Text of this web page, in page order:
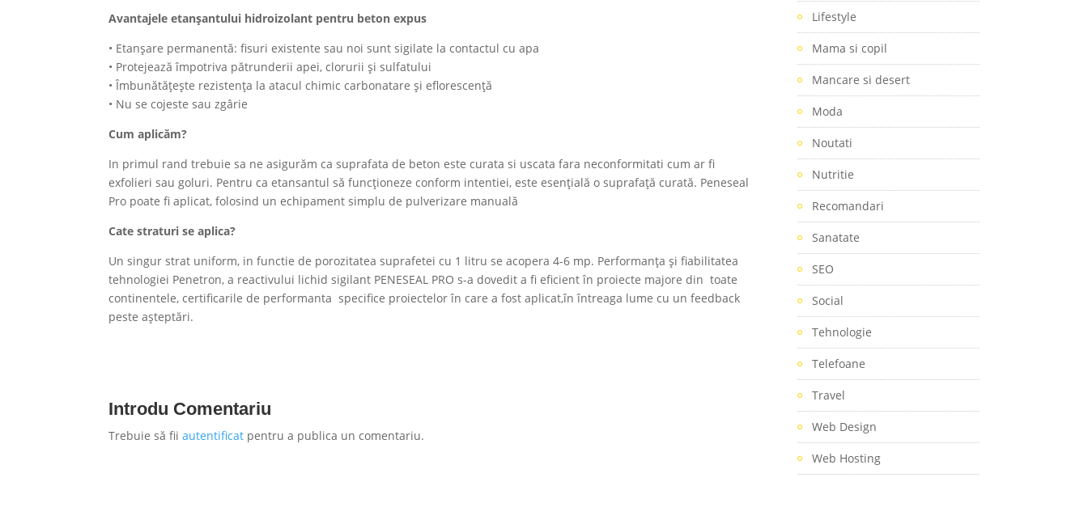
Avantajele etanșantului hidroizolant pentru beton expus
• Etanșare permanentă: fisuri existente sau noi sunt sigilate la contactul cu apa
• Protejează împotriva pătrunderii apei, clorurii și sulfatului
• Îmbunătățește rezistența la atacul chimic carbonatare și eflorescență
• Nu se cojeste sau zgârie
Cum aplicăm?
In primul rand trebuie sa ne asigurăm ca suprafata de beton este curata si uscata fara neconformitati cum ar fi
exfolieri sau goluri. Pentru ca etansantul să funcționeze conform intentiei, este esențială o suprafață curată. Peneseal
Pro poate fi aplicat, folosind un echipament simplu de pulverizare manuală
Cate straturi se aplica?
Un singur strat uniform, in functie de porozitatea suprafetei cu 1 litru se acopera 4-6 mp. Performanța și fiabilitatea
tehnologiei Penetron, a reactivului lichid sigilant PENESEAL PRO s-a dovedit a fi eficient în proiecte majore din toate
continentele, certificarile de performanta specifice proiectelor în care a fost aplicat,în întreaga lume cu un feedback
peste așteptări.
Introdu Comentariu
Trebuie să fiiautentificat pentru a publica un comentariu.
Lifestyle
Mama si copil
Mancare si desert
Moda
Noutati
Nutritie
Recomandari
Sanatate
SEO
Social
Tehnologie
Telefoane
Travel
Web Design
Web Hosting